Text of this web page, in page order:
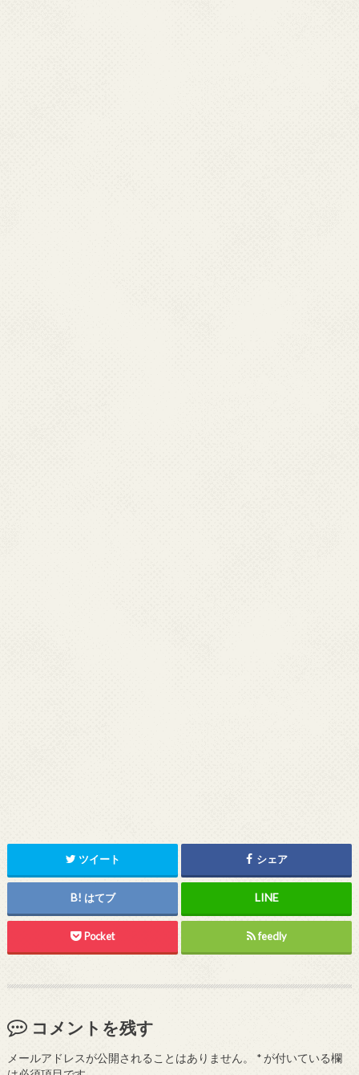
ツイート シェア
はてブ
Pocket feedly
コメントを残す
メールアドレスが公開されることはありません。 *が付いている欄